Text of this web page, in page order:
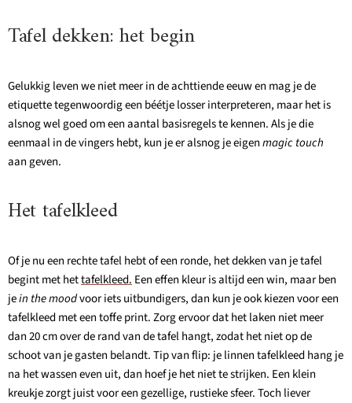
Tafel dekken: het begin
Gelukkig leven we niet meer in de achttiende eeuw en mag je de
etiquette tegenwoordig een béétje losser interpreteren, maar het is
alsnog wel goed om een aantal basisregels te kennen. Als je die
eenmaal in de vingers hebt, kun je er alsnog je eigenmagic touch
aan geven.
Het tafelkleed
Of je nu een rechte tafel hebt of een ronde, het dekken van je tafel
begint met hettafelkleed.Een effen kleur is altijd een win, maar ben
jein the moodvoor iets uitbundigers, dan kun je ook kiezen voor een
tafelkleed met een toffe print. Zorg ervoor dat het laken niet meer
dan 20 cm over de rand van de tafel hangt, zodat het niet op de
schoot van je gasten belandt. Tip van flip: je linnen tafelkleed hang je
na het wassen even uit, dan hoef je het niet te strijken. Een klein
kreukje zorgt juist voor een gezellige, rustieke sfeer. Toch liever